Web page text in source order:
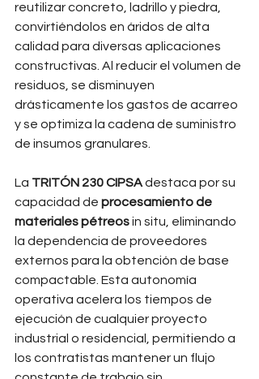
reutilizar concreto, ladrillo y piedra,
convirtiéndolos en áridos de alta
calidad para diversas aplicaciones
constructivas. Al reducir el volumen de
residuos, se disminuyen
drásticamente los gastos de acarreo
y se optimiza la cadena de suministro
de insumos granulares.
La TRITÓN 230 CIPSA destaca por su
capacidad de procesamiento de
materiales pétreos in situ, eliminando
la dependencia de proveedores
externos para la obtención de base
compactable. Esta autonomía
operativa acelera los tiempos de
ejecución de cualquier proyecto
industrial o residencial, permitiendo a
los contratistas mantener un flujo